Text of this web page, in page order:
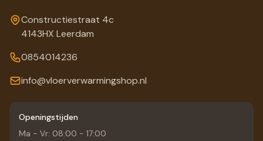
Constructiestraat 4c
4143HX Leerdam
0854014236
info@vloerverwarmingshop.nl
Openingstijden
Ma - Vr: 08:00 - 17:00